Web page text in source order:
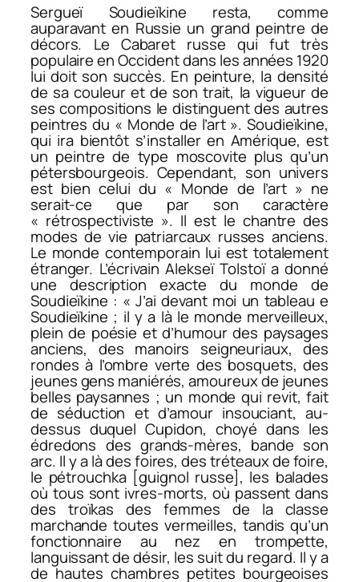
Sergueï Soudieïkine resta, comme
auparavant en Russie un grand peintre de
décors. Le Cabaret russe qui fut très
populaire en Occident dans les années 1920
lui doit son succès. En peinture, la densité
de sa couleur et de son trait, la vigueur de
ses compositions le distinguent des autres
peintres du « Monde de l’art ». Soudieïkine,
qui ira bientôt s’installer en Amérique, est
un peintre de type moscovite plus qu’un
pétersbourgeois. Cependant, son univers
est bien celui du « Monde de l’art » ne
serait-ce que par son caractère
« rétrospectiviste ». Il est le chantre des
modes de vie patriarcaux russes anciens.
Le monde contemporain lui est totalement
étranger. L’écrivain Alekseï Tolstoï a donné
une description exacte du monde de
Soudieïkine : « J’ai devant moi un tableau e
Soudieïkine ; il y a là le monde merveilleux,
plein de poésie et d’humour des paysages
anciens, des manoirs seigneuriaux, des
rondes à l’ombre verte des bosquets, des
jeunes gens maniérés, amoureux de jeunes
belles paysannes ; un monde qui revit, fait
de séduction et d’amour insouciant, au-
dessus duquel Cupidon, choyé dans les
édredons des grands-mères, bande son
arc. Il y a là des foires, des tréteaux de foire,
le pétrouchka[guignol russe], les balades
où tous sont ivres-morts, où passent dans
des troïkas des femmes de la classe
marchande toutes vermeilles, tandis qu’un
fonctionnaire au nez en trompette,
languissant de désir, les suit du regard. Il y a
de hautes chambres petites bourgeoises